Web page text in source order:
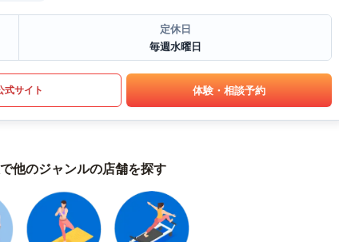
定休日
毎週水曜日
式サイト 体験・相談予約
他のジャンルの店舗を探す